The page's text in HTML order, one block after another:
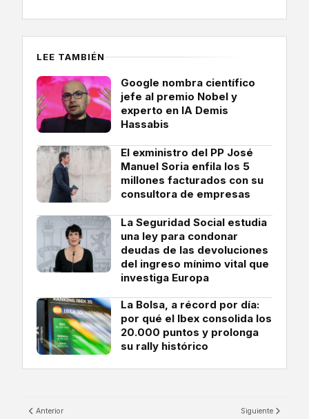
LEE TAMBIÉN
Google nombra científico
jefe al premio Nobel y
experto en IA Demis
Hassabis
El exministro del PP José
Manuel Soria enfila los 5
millones facturados con su
consultora de empresas
La Seguridad Social estudia
una ley para condonar
deudas de las devoluciones
del ingreso mínimo vital que
investiga Europa
La Bolsa, a récord por día:
por qué el Ibex consolida los
20.000 puntos y prolonga
su rally histórico
Anterior Siguiente